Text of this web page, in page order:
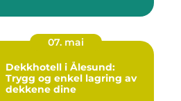
07. mai
Dekkhotell i Ålesund:
Trygg og enkel lagring av
dekkene dine